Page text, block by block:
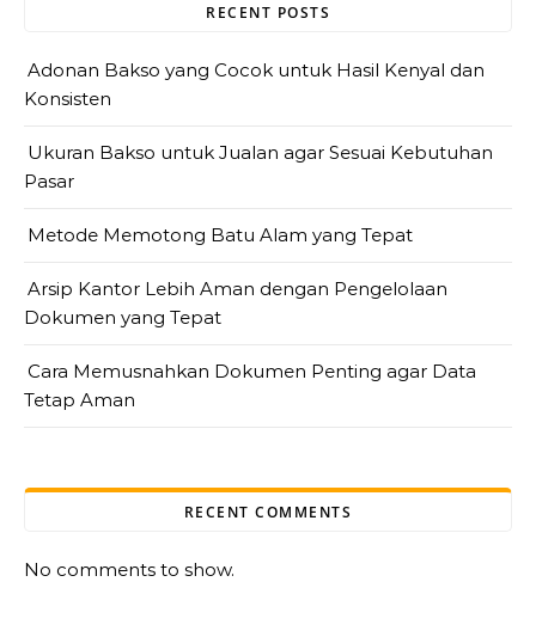
RECENT POSTS
Adonan Bakso yang Cocok untuk Hasil Kenyal dan
Konsisten
Ukuran Bakso untuk Jualan agar Sesuai Kebutuhan
Pasar
Metode Memotong Batu Alam yang Tepat
Arsip Kantor Lebih Aman dengan Pengelolaan
Dokumen yang Tepat
Cara Memusnahkan Dokumen Penting agar Data
Tetap Aman
RECENT COMMENTS
No comments to show.